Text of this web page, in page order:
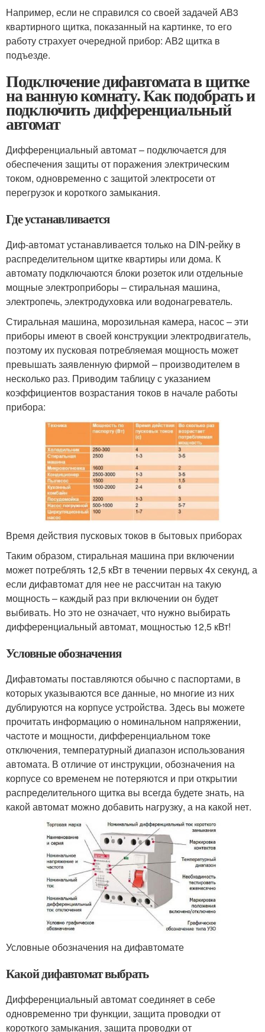
Например, если не справился со своей задачей АВ3
квартирного щитка, показанный на картинке, то его
работу страхует очередной прибор: АВ2 щитка в
подъезде.
Подключение дифавтомата в щитке
на ванную комнату. Как подобрать и
подключить дифференциальный
автомат
Дифференциальный автомат – подключается для
обеспечения защиты от поражения электрическим
током, одновременно с защитой электросети от
перегрузок и короткого замыкания.
Где устанавливается
Диф-автомат устанавливается только на DIN-рейку в
распределительном щитке квартиры или дома. К
автомату подключаются блоки розеток или отдельные
мощные электроприборы – стиральная машина,
электропечь, электродуховка или водонагреватель.
Стиральная машина, морозильная камера, насос – эти
приборы имеют в своей конструкции электродвигатель,
поэтому их пусковая потребляемая мощность может
превышать заявленную фирмой – производителем в
несколько раз. Приводим таблицу с указанием
коэффициентов возрастания токов в начале работы
прибора:
Время действия пусковых токов в бытовых приборах
Таким образом, стиральная машина при включении
может потреблять 12,5 кВт в течении первых 4х секунд, а
если дифавтомат для нее не рассчитан на такую
мощность – каждый раз при включении он будет
выбивать. Но это не означает, что нужно выбирать
дифференциальный автомат, мощностью 12,5 кВт!
Условные обозначения
Дифавтоматы поставляются обычно с паспортами, в
которых указываются все данные, но многие из них
дублируются на корпусе устройства. Здесь вы можете
прочитать информацию о номинальном напряжении,
частоте и мощности, дифференциальном токе
отключения, температурный диапазон использования
автомата. В отличие от инструкции, обозначения на
корпусе со временем не потеряются и при открытии
распределительного щитка вы всегда будете знать, на
какой автомат можно добавить нагрузку, а на какой нет.
Условные обозначения на дифавтомате
Какой дифавтомат выбрать
Дифференциальный автомат соединяет в себе
одновременно три функции, защита проводки от
короткого замыкания, защита проводки от